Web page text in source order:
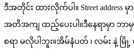
ဒီအတိုင်း ထားလိုက်ပါ။ Street
အတိအကျ ထည့်ပေးပါ။ဒီနေရာမှာ ဘာမှ
စရာ မလိုပါဘူး။အိမ်နံပတ် ၊ လမ်း နဲ့ မြို့ ပ